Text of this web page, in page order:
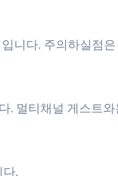
니다. 주의하실점은
멀티채널 게스트와
.